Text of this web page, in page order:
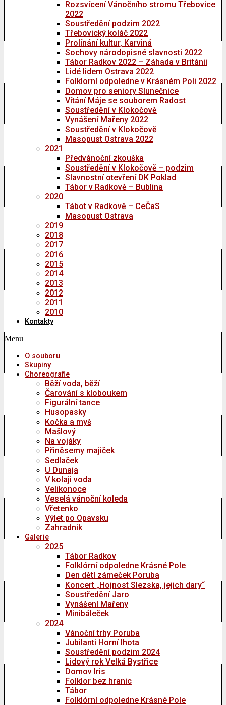
Rozsvícení Vánočního stromu Třebovice
2022
Soustředění podzim 2022
Třebovický koláč 2022
Prolínání kultur, Karviná
Sochovy národopisné slavnosti 2022
Tábor Radkov 2022 – Záhada v Británii
Lidé lidem Ostrava 2022
Folklorní odpoledne v Krásném Poli 2022
Domov pro seniory Slunečnice
Vítání Máje se souborem Radost
Soustředění v Klokočově
Vynášení Mařeny 2022
Soustředění v Klokočově
Masopust Ostrava 2022
2021
Předvánoční zkouška
Soustředění v Klokočově – podzim
Slavnostní otevření DK Poklad
Tábor v Radkově – Bublina
2020
Tábot v Radkově – CeČaS
Masopust Ostrava
2019
2018
2017
2016
2015
2014
2013
2012
2011
2010
Kontakty
Menu
O souboru
Skupiny
Choreografie
Běží voda, běží
Čarování s kloboukem
Figurální tance
Husopasky
Kočka a myš
Mašlový
Na vojáky
Přiněsemy majiček
Sedlaček
U Dunaja
V kolaji voda
Velikonoce
Veselá vánoční koleda
Vřetenko
Výlet po Opavsku
Zahradnik
Galerie
2025
Tábor Radkov
Folklórní odpoledne Krásné Pole
Den dětí zámeček Poruba
Koncert „Hojnost Slezska, jejich dary“
Soustředění Jaro
Vynášení Mařeny
Minibáleček
2024
Vánoční trhy Poruba
Jubilanti Horní lhota
Soustředění podzim 2024
Lidový rok Velká Bystřice
Domov Iris
Folklor bez hranic
Tábor
Folklórní odpoledne Krásné Pole